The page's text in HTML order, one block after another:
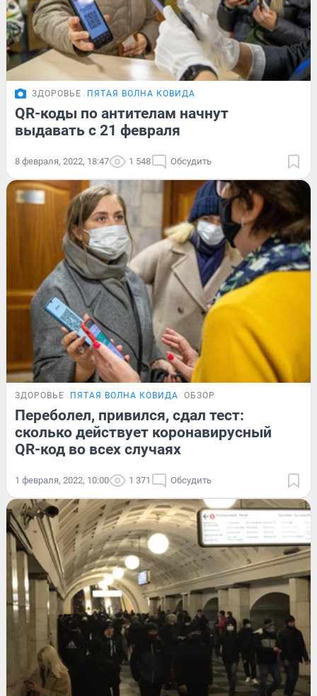
ЗДОРОВЬЕ ПЯТАЯ ВОЛНА КОВИДА
QR-коды по антителам начнут
выдавать с 21 февраля
8 февраля, 2022, 18:47 1 548 Обсудить
ЗДОРОВЬЕ ПЯТАЯ ВОЛНА КОВИДА ОБЗОР
Переболел, привился, сдал тест:
сколько действует коронавирусный
QR-код во всех случаях
1 февраля, 2022, 10:00 1 371 Обсудить